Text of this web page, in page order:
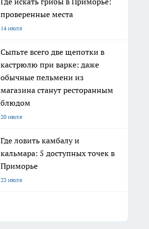
проверенные места
14 июля
Сыпьте всего две щепотки в
кастрюлю при варке: даже
обычные пельмени из
магазина станут ресторанным
блюдом
20 июля
Где ловить камбалу и
кальмара: 5 доступных точек в
Приморье
23 июля